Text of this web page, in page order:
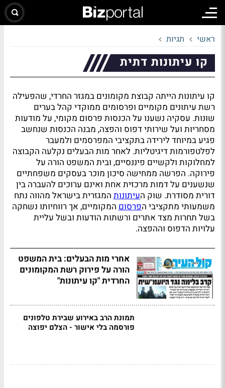
ראשי תגיות
קו עיתונות דתית
קו עיתונות הייתה קבוצת מקומונים במגזר החרדי, שהפעילה
רשת עיתונים מקומיים ופרסומים ממוקדי קהל בערים
שונות. עסקיה נשענו על הכנסות פרסום מקומי, על מודעות
מסחריות ועל שירותי דפוס והפצה, מבנה הכנסות שנחשב
פגיע במיוחד לירידה בתקציבי המפרסמים ולמעבר
לפלטפורמות דיגיטליות. לאחר מות הבעלים נקלעה הקבוצה
למחלוקות ולקשיים פיננסיים, ובית המשפט הורה על
פירוקה. הפרשה ממחישה סיכון מוכר בעסקים משפחתיים
שנשענים על דמות מרכזית אחת ואינם ערוכים להעברה בין
דורית מסודרת. שוק העיתונות המגזרית בישראל מהווה נתח
משמעותי מתקציבי הפרסום המקומיים, אך רווחיותו נשחקה
בשל תחרות מצד אתרים ורשתות הודעות ובשל עליית
עלויות הדפוס וההפצה.
אחרי מות הבעלים: בית המשפט
הורה על פירוק רשת המקומונים
החרדית "קו עיתונות"
תמונת הרב באירוע שבירת טלפונים
פורסמה בלי אישור - הצלם יפוצה